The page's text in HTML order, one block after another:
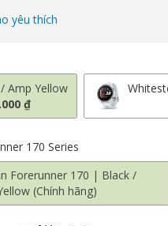
yêu thích
Amp Yellow
₫
170 Series
Forerunner 170 | Black /
(Chính hãng)